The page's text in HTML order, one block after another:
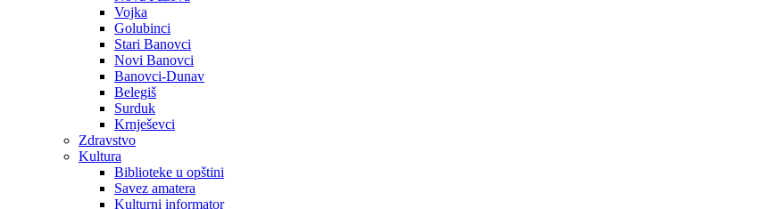
Vojka
Golubinci
Stari Banovci
Novi Banovci
Banovci-Dunav
Belegiš
Surduk
Krnješevci
Zdravstvo
Kultura
Biblioteke u opštini
Savez amatera
Kulturni informator